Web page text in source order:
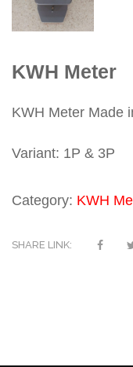
KWH Meter
KWH Meter Made
Variant: 1P & 3P
Category: KWH
SHARE LINK: